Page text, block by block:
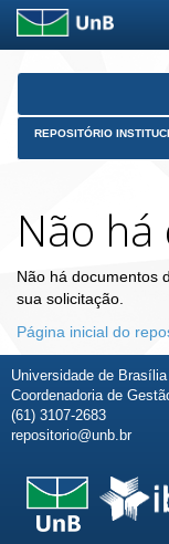
Skip
REPOSITÓRIO
Não
Não há documentos
sua solicitação.
Página inicial do
Universidade de
Coordenadoria de
(61) 3107-2683
repositorio@unb.br